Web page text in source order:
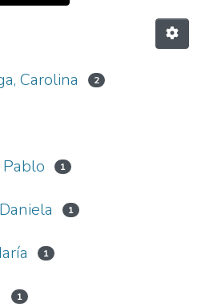
Carolina 2
1
1
1
1